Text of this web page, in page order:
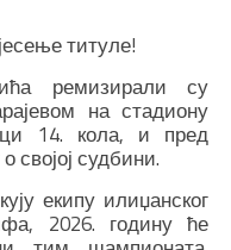
титуле!
ремизирали су
на стадиону
14. кола, и пред
судбини.
екипу илиџанског
2026. годину ће